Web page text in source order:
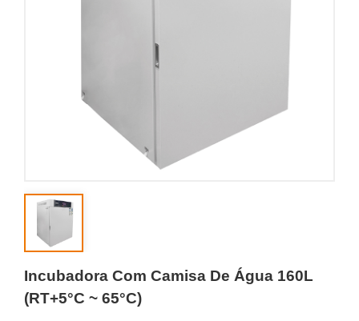
Incubadora Com Camisa De Água 160L
(RT+5°C ~ 65°C)